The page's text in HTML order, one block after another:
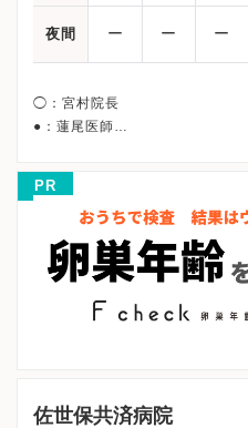
夜間 ー ー ー
◯：宮村院長
●：蓮尾医師
午後/15:00〜18:15
◯* ：12:30まで/◯**：13:30まで
※詳細はクリニックHPを確認、
PR
佐世保共済病院